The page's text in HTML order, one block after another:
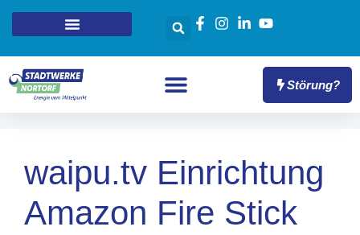
Störung?
waipu.tv Einrichtung
Amazon Fire Stick